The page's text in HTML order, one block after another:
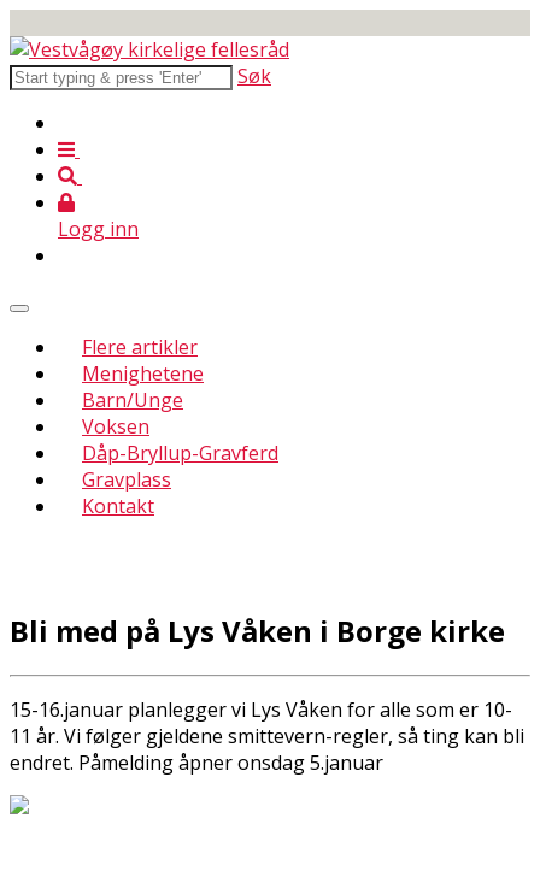
Søk
Logg inn
Flere artikler
Menighetene
Barn/Unge
Voksen
Dåp-Bryllup-Gravferd
Gravplass
Kontakt
Bli med på Lys Våken i Borge kirke
15-16.januar planlegger vi Lys Våken for alle som er 10-
11 år. Vi følger gjeldene smittevern-regler, så ting kan bli
endret. Påmelding åpner onsdag 5.januar